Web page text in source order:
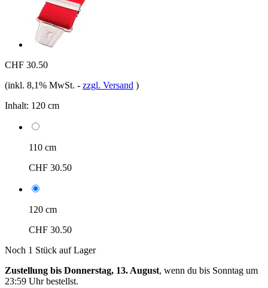
CHF 30.50
(inkl. 8,1% MwSt. - zzgl. Versand )
Inhalt: 120 cm
110 cm
CHF 30.50
120 cm
CHF 30.50
Noch 1 Stück auf Lager
Zustellung bis Donnerstag, 13. August, wenn du bis Sonntag um
23:59 Uhrbestellst.